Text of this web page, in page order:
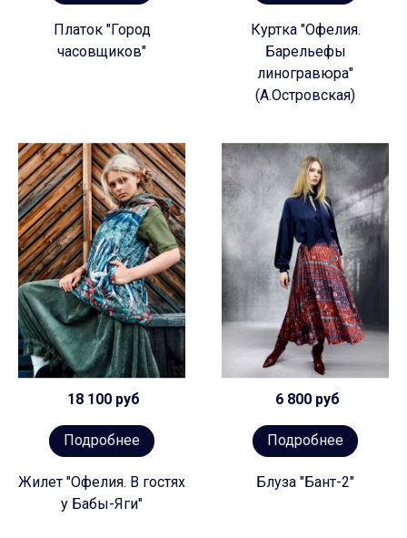
Платок "Город
часовщиков"
Куртка "Офелия.
Барельефы
линогравюра"
(А.Островская)
18 100 руб
Подробнее
Жилет "Офелия. В гостях
у Бабы-Яги"
6 800 руб
Подробнее
Блуза "Бант-2"